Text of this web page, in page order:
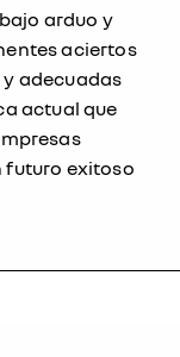
arduo y
aciertos
adecuadas
actual que
futuro exitoso